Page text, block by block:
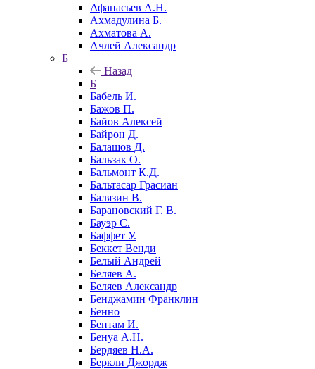
Афанасьев А.Н.
Ахмадулина Б.
Ахматова А.
Ачлей Александр
Б
Назад
Б
Бабель И.
Бажов П.
Байов Алексей
Байрон Д.
Балашов Д.
Бальзак О.
Бальмонт К.Д.
Бальтасар Грасиан
Балязин В.
Барановский Г. В.
Бауэр С.
Баффет У.
Беккет Венди
Белый Андрей
Беляев А.
Беляев Александр
Бенджамин Франклин
Бенно
Бентам И.
Бенуа А.Н.
Бердяев Н.А.
Беркли Джордж